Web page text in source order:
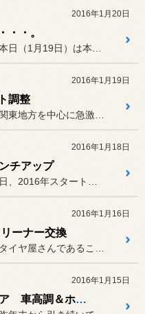
2016年1月20日
・・。
2016年1月19日
調整
2016年1月18日
チアップ
2016年1月16日
ーナー交換
2016年1月15日
30系ヴェルファイア 車高調＆ホイール装着